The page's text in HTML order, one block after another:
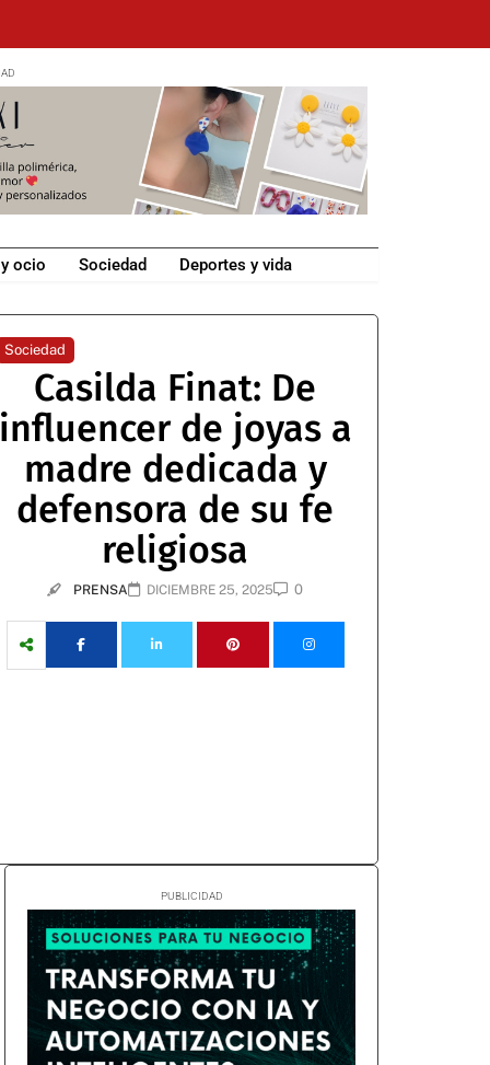
ocio Sociedad Deportes y vida
Sociedad
Casilda Finat: De
influencer de joyas a
madre dedicada y
defensora de su fe
religiosa
PRENSA DICIEMBRE 25, 2025 0